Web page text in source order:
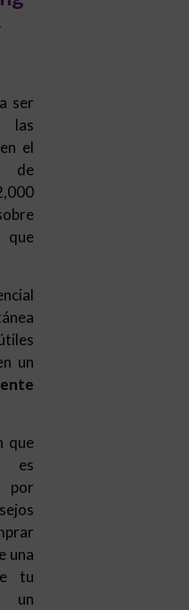
ser
las
el
de
que
un
que
es
por
una
tu
un